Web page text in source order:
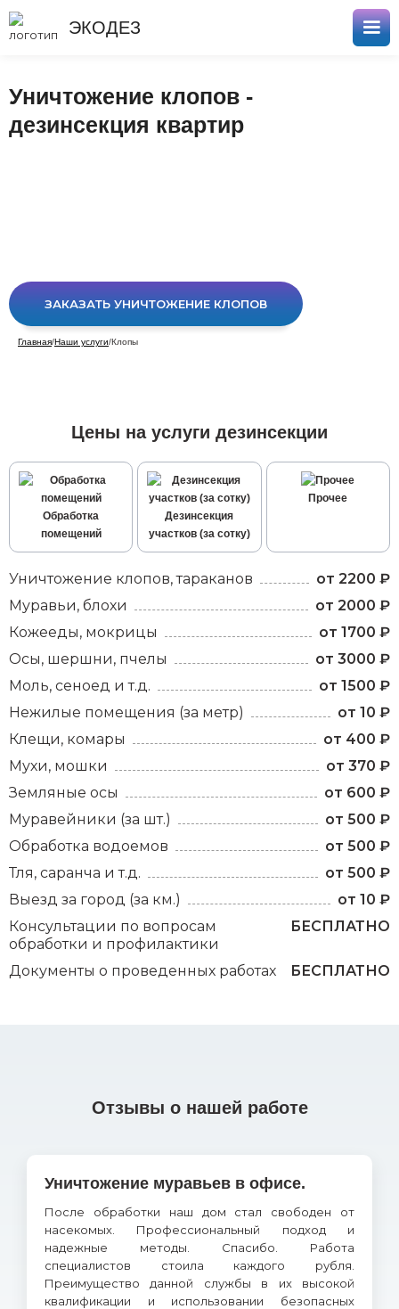
ЭКОДЕЗ
Уничтожение клопов -
дезинсекция квартир
ЗАКАЗАТЬ УНИЧТОЖЕНИЕ КЛОПОВ
Главная/Наши услуги/Клопы
Цены на услуги дезинсекции
Обработка
помещений
Дезинсекция
участков (за сотку)
Прочее
Уничтожение клопов, тараканов
от 2200 ₽
Муравьи, блохи
от 2000 ₽
Кожееды, мокрицы
от 1700 ₽
Осы, шершни, пчелы
от 3000 ₽
Моль, сеноед и т.д.
от 1500 ₽
Нежилые помещения (за метр)
от 10 ₽
Клещи, комары
от 400 ₽
Мухи, мошки
от 370 ₽
Земляные осы
от 600 ₽
Муравейники (за шт.)
от 500 ₽
Обработка водоемов
от 500 ₽
Тля, саранча и т.д.
от 500 ₽
Выезд за город (за км.)
от 10 ₽
Консультации по вопросам
обработки и профилактики
БЕСПЛАТНО
Документы о проведенных работах БЕСПЛАТНО
Отзывы о нашей работе
Уничтожение муравьев в офисе.
После обработки наш дом стал свободен от
насекомых. Профессиональный подход и
надежные методы. Спасибо. Работа
специалистов стоила каждого рубля.
Преимущество данной службы в их высокой
квалификации и использовании безопасных